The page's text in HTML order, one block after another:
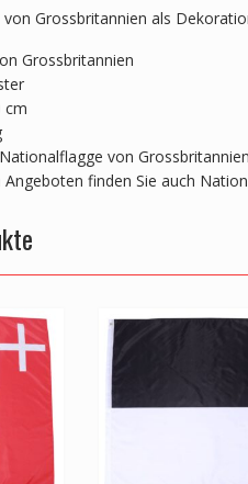
Grossbritannien als
Grossbritannien
cm
von Grossbritannien
finden Sie auch